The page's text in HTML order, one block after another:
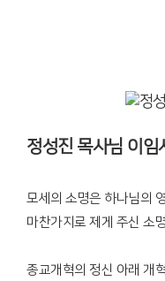
정성진 목사님 이임
모세의 소명은 하나님의
마찬가지로 제게 주신 소
종교개혁의 정신 아래 개